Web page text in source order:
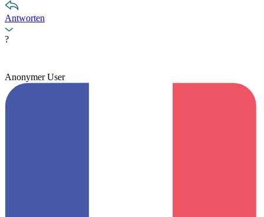
Antworten
?
Anonymer User